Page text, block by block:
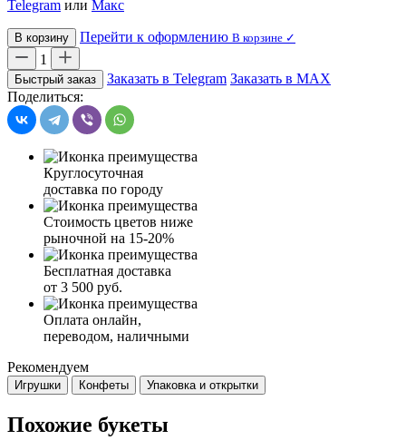
Telegram или Макс
В корзину Перейти к оформлению В корзине ✓
1
Быстрый заказ Заказать в Telegram Заказать в MAX
Поделиться:
Круглосуточная
доставка по городу
Стоимость цветов ниже
рыночной на 15-20%
Бесплатная доставка
от 3 500 руб.
Оплата онлайн,
переводом, наличными
Рекомендуем
Игрушки Конфеты Упаковка и открытки
Похожие букеты